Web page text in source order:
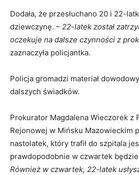
Dodała, że przesłuchano 20 i 22-
dziewczynę. – 22-latek został
oczekuje na dalsze czynności z
zaznaczyła policjantka.
Policja gromadzi materiał
dalszych świadków.
Prokurator Magdalena Wieczorek z
Rejonowej w Mińsku Mazowieckim
nastolatek, który trafił do szpitala
prawdopodobnie w czwartek
Również w czwartek, 22-latek